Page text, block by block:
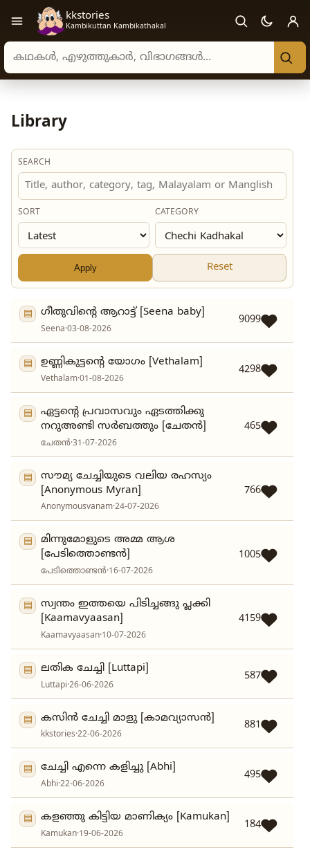
Open navigation menu
kkstories
Kambikuttan Kambikathakal
Search stories, authors, and categories
Library
SEARCH
SORT CATEGORY
Apply Reset
▤ ഗീതുവിന്റെ ആറാട്ട് [Seena baby]
Seena·03-08-2026
9099
▤ ഉണ്ണികുട്ടന്റെ യോഗം [Vethalam]
Vethalam·01-08-2026
4298
▤
ഏട്ടന്റെ പ്രവാസവും ഏടത്തിക്കു
നറുഅണ്ടി സർബത്തും [ചേതൻ]
ചേതൻ·31-07-2026
465
▤
സൗമ്യ ചേച്ചിയുടെ വലിയ രഹസ്യം
[Anonymous Myran]
Anonymousvanam·24-07-2026
766
▤
മിന്നുമോളുടെ അമ്മ ആശ
[പേടിത്തൊണ്ടൻ]
പേടിത്തൊണ്ടൻ·16-07-2026
1005
▤
സ്വന്തം ഇത്തയെ പിടിച്ചങ്ങു പ്ലക്കി
[Kaamavyaasan]
Kaamavyaasan·10-07-2026
4159
▤ ലതിക ചേച്ചി [Luttapi]
Luttapi·26-06-2026
587
▤ കസിൻ ചേച്ചി മാളു [കാമവ്യാസൻ]
kkstories·22-06-2026
881
▤ ചേച്ചി എന്നെ കളിച്ചു [Abhi]
Abhi·22-06-2026
495
▤ കളഞ്ഞു കിട്ടിയ മാണിക്യം [Kamukan]
Kamukan·19-06-2026
184